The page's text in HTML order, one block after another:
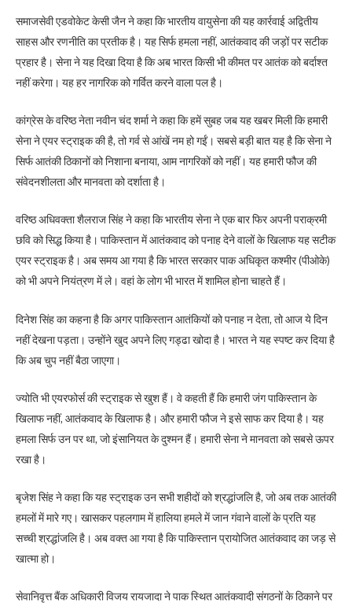
समाजसेवी एडवोकेट केसी जैन ने कहा कि भारतीय वायुसेना की यह कार्रवाई अद्वितीय
साहस और रणनीति का प्रतीक है। यह सिर्फ हमला नहीं, आतंकवाद की जड़ों पर सटीक
प्रहार है। सेना ने यह दिखा दिया है कि अब भारत किसी भी कीमत पर आतंक को बर्दाश्त
नहीं करेगा। यह हर नागरिक को गर्वित करने वाला पल है।
कांग्रेस के वरिष्ठ नेता नवीन चंद शर्मा ने कहा कि हमें सुबह जब यह खबर मिली कि हमारी
सेना ने एयर स्ट्राइक की है, तो गर्व से आंखें नम हो गईं। सबसे बड़ी बात यह है कि सेना ने
सिर्फ आतंकी ठिकानों को निशाना बनाया, आम नागरिकों को नहीं। यह हमारी फौज की
संवेदनशीलता और मानवता को दर्शाता है।
वरिष्ठ अधिवक्ता शैलराज सिंह ने कहा कि भारतीय सेना ने एक बार फिर अपनी पराक्रमी
छवि को सिद्ध किया है। पाकिस्तान में आतंकवाद को पनाह देने वालों के खिलाफ यह सटीक
एयर स्ट्राइक है। अब समय आ गया है कि भारत सरकार पाक अधिकृत कश्मीर (पीओके)
को भी अपने नियंत्रण में ले। वहां के लोग भी भारत में शामिल होना चाहते हैं।
दिनेश सिंह का कहना है कि अगर पाकिस्तान आतंकियों को पनाह न देता, तो आज ये दिन
नहीं देखना पड़ता। उन्होंने खुद अपने लिए गड्ढा खोदा है। भारत ने यह स्पष्ट कर दिया है
कि अब चुप नहीं बैठा जाएगा।
ज्योति भी एयरफोर्स की स्ट्राइक से खुश हैं। वे कहती हैं कि हमारी जंग पाकिस्तान के
खिलाफ नहीं, आतंकवाद के खिलाफ है। और हमारी फौज ने इसे साफ कर दिया है। यह
हमला सिर्फ उन पर था, जो इंसानियत के दुश्मन हैं। हमारी सेना ने मानवता को सबसे ऊपर
रखा है।
बृजेश सिंह ने कहा कि यह स्ट्राइक उन सभी शहीदों को श्रद्धांजलि है, जो अब तक आतंकी
हमलों में मारे गए। खासकर पहलगाम में हालिया हमले में जान गंवाने वालों के प्रति यह
सच्ची श्रद्धांजलि है। अब वक्त आ गया है कि पाकिस्तान प्रायोजित आतंकवाद का जड़ से
खात्मा हो।
सेवानिवृत्त बैंक अधिकारी विजय रायजादा ने पाक स्थित आतंकवादी संगठनों के ठिकाने पर